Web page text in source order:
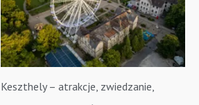
Keszthely – atrakcje, zwiedzanie,